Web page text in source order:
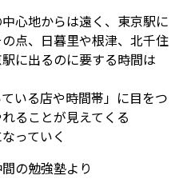
心地からは遠く、東京駅に
点、日暮里や根津、北千住
に出るのに要する時間は
いる店や時間帯」に目をつ
ることが見えてくる
っていく
の勉強塾より